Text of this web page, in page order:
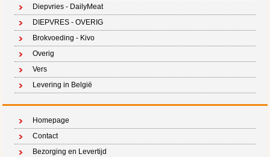
Diepvries - DailyMeat
DIEPVRES - OVERIG
Brokvoeding - Kivo
Overig
Vers
Levering in België
Homepage
Contact
Bezorging en Levertijd